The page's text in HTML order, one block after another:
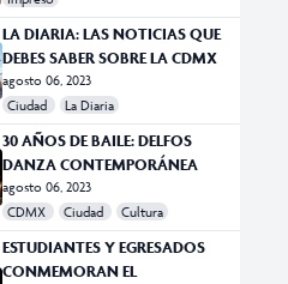
LA DIARIA: LAS NOTICIAS QUE
DEBES SABER SOBRE LA CDMX
agosto 06, 2023
Ciudad
La Diaria
30 AÑOS DE BAILE: DELFOS
DANZA CONTEMPORÁNEA
agosto 06, 2023
CDMX
Ciudad Cultura
ESTUDIANTES Y EGRESADOS
CONMEMORAN EL